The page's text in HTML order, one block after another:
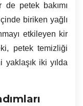
de petek bakımı
biriken yağlı
etkileyen kir
petek temizliği
yaklaşık iki yılda